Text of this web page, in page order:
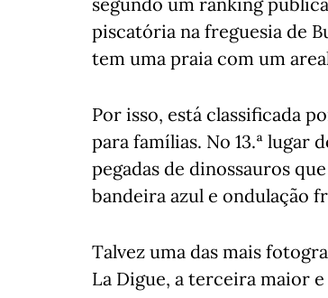
piscatória na freguesia de
tem uma praia com um
Por isso, está classificada
para famílias. No 13.ª lugar
pegadas de dinossauros
bandeira azul e ondulação
Talvez uma das mais
La Digue, a terceira maior